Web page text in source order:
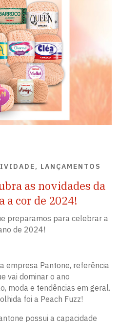
LANÇAMENTOS
as novidades da
a cor de 2024!
preparamos para celebrar a
de 2024!
empresa Pantone, referência
vai dominar o ano
moda e tendências em geral.
foi a Peach Fuzz!
possui a capacidade